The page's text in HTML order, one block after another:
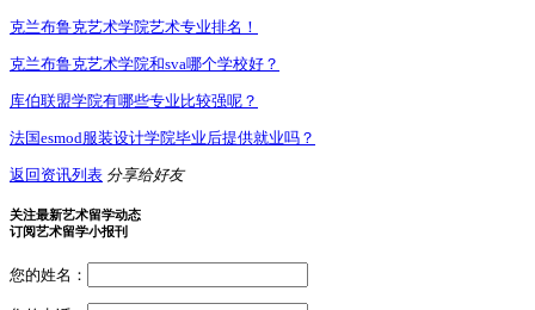
克兰布鲁克艺术学院艺术专业排名！
克兰布鲁克艺术学院和sva哪个学校好？
库伯联盟学院有哪些专业比较强呢？
法国esmod服装设计学院毕业后提供就业吗？
返回资讯列表 分享给好友
关注最新艺术留学动态
订阅艺术留学小报刊
您的姓名：